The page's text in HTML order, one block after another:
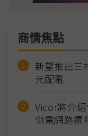
商情焦點
新望推出三
元配電
Vicor將介
供電網路遷